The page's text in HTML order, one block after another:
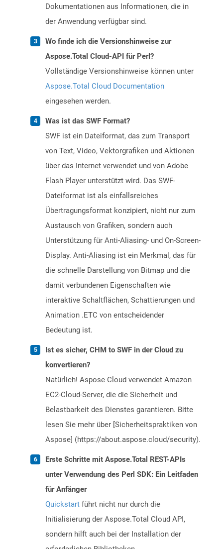
Dokumentationen aus Informationen, die in
der Anwendung verfügbar sind.
Wo finde ich die Versionshinweise zur
Aspose.Total Cloud-API für Perl?
Vollständige Versionshinweise können unter
Aspose.Total Cloud Documentation
eingesehen werden.
Was ist das SWF Format?
SWF ist ein Dateiformat, das zum Transport
von Text, Video, Vektorgrafiken und Aktionen
über das Internet verwendet und von Adobe
Flash Player unterstützt wird. Das SWF-
Dateiformat ist als einfallsreiches
Übertragungsformat konzipiert, nicht nur zum
Austausch von Grafiken, sondern auch
Unterstützung für Anti-Aliasing- und On-Screen-
Display. Anti-Aliasing ist ein Merkmal, das für
die schnelle Darstellung von Bitmap und die
damit verbundenen Eigenschaften wie
interaktive Schaltflächen, Schattierungen und
Animation .ETC von entscheidender
Bedeutung ist.
Ist es sicher, CHM to SWF in der Cloud zu
konvertieren?
Natürlich! Aspose Cloud verwendet Amazon
EC2-Cloud-Server, die die Sicherheit und
Belastbarkeit des Dienstes garantieren. Bitte
lesen Sie mehr über [Sicherheitspraktiken von
Aspose] (https://about.aspose.cloud/security).
Erste Schritte mit Aspose.Total REST-APIs
unter Verwendung des Perl SDK: Ein Leitfaden
für Anfänger
Quickstart führt nicht nur durch die
Initialisierung der Aspose.Total Cloud API,
sondern hilft auch bei der Installation der